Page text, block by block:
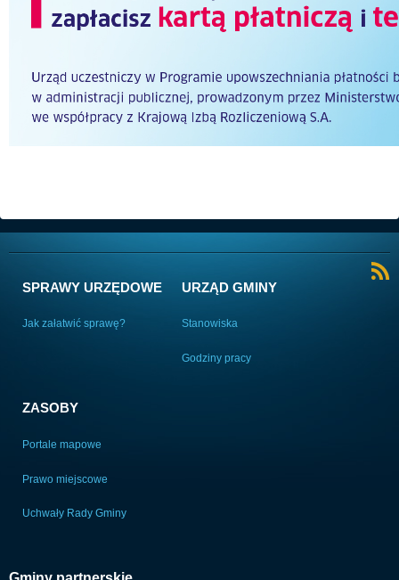
SPRAWY URZĘDOWE
Jak załatwić sprawę?
URZĄD GMINY
Stanowiska
Godziny pracy
ZASOBY
Portale mapowe
Prawo miejscowe
Uchwały Rady Gminy